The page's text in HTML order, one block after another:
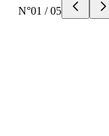
N°01 /05